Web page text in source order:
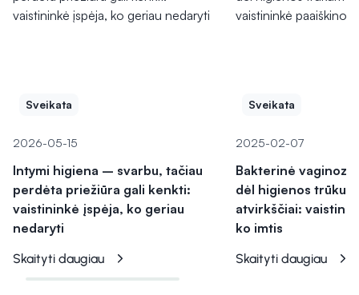
Sveikata
2026-05-15
Intymi higiena – svarbu, tačiau
perdėta priežiūra gali kenkti:
vaistininkė įspėja, ko geriau
nedaryti
Skaityti daugiau
Sveikata
2025-02-07
Bakterinė
dėl higienos
atvirkščiai:
ko imtis
Skaityti daugiau